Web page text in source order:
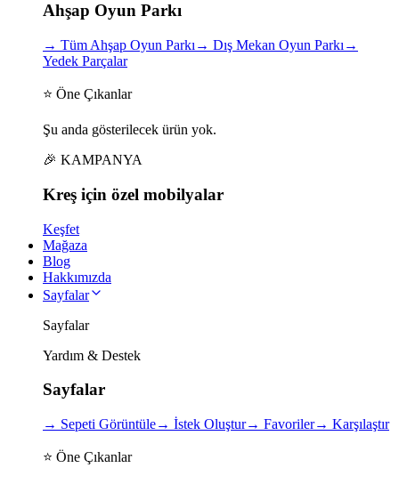
Ahşap Oyun Parkı
→ Tüm Ahşap Oyun Parkı → Dış Mekan Oyun Parkı →
Yedek Parçalar
⭐ Öne Çıkanlar
Şu anda gösterilecek ürün yok.
🎉 KAMPANYA
Kreş için özel mobilyalar
Keşfet
Mağaza
Blog
Hakkımızda
Sayfalar
Sayfalar
Yardım & Destek
Sayfalar
→ Sepeti Görüntüle→ İstek Oluştur→ Favoriler→ Karşılaştır
⭐ Öne Çıkanlar